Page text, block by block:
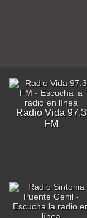
Radio Vida 97.3
FM